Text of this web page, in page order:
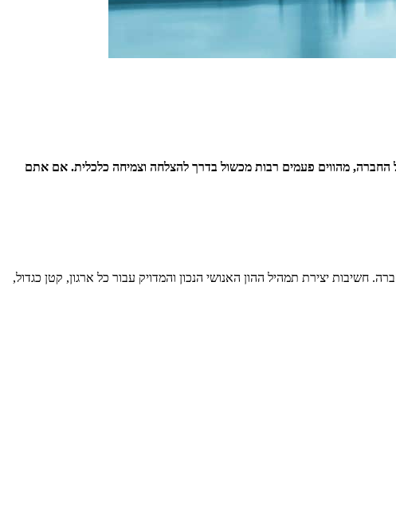
מהווים פעמים רבות מכשול בדרך להצלחה וצמיחה כלכלית. אם אתם
חשיבות יצירת תמהיל ההון האנושי הנכון והמדויק עבור כל ארגון, קטן כגדול,